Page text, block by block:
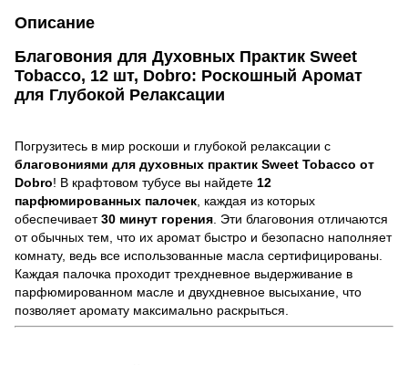
Описание
Благовония для Духовных Практик Sweet
Tobacco, 12 шт, Dobro: Роскошный Аромат
для Глубокой Релаксации
Погрузитесь в мир роскоши и глубокой релаксации с
благовониями для духовных практик Sweet Tobacco от
Dobro! В крафтовом тубусе вы найдете 12
парфюмированных палочек , каждая из которых
обеспечивает30 минут горения . Эти благовония отличаются
от обычных тем, что их аромат быстро и безопасно наполняет
комнату, ведь все использованные масла сертифицированы.
Каждая палочка проходит трехдневное выдерживание в
парфюмированном масле и двухдневное высыхание, что
позволяет аромату максимально раскрыться.